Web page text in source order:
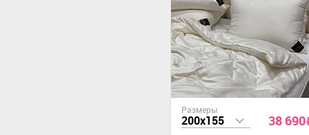
Размеры
200x155 38 690